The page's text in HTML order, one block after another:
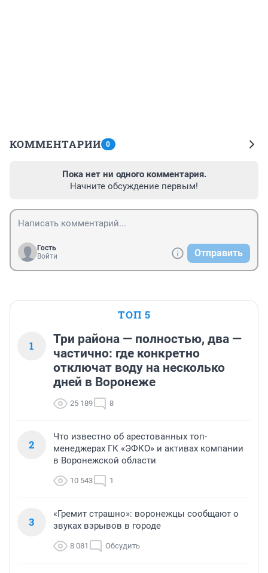
КОММЕНТАРИИ 0
Пока нет ни одного комментария.
Начните обсуждение первым!
Гость
Войти
Отправить
ТОП 5
1
Три района — полностью, два —
частично: где конкретно
отключат воду на несколько
дней в Воронеже
25 189 8
2
Что известно об арестованных топ-
менеджерах ГК «ЭФКО» и активах компании
в Воронежской области
10 543 1
3
«Гремит страшно»: воронежцы сообщают о
звуках взрывов в городе
8 081 Обсудить